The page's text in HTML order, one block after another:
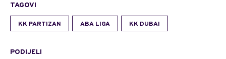
TAGOVI
KK PARTIZAN ABA LIGA KK DUBAI
PODIJELI